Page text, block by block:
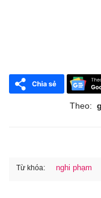
Theo:
Từ khóa: nghi phạm